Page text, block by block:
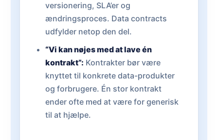
versionering, SLA’er og
ændringsproces. Data contracts
udfylder netop den del.
“Vi kan nøjes med at lave én
kontrakt”: Kontrakter bør være
knyttet til konkrete data-produkter
og forbrugere. Én stor kontrakt
ender ofte med at være for generisk
til at hjælpe.